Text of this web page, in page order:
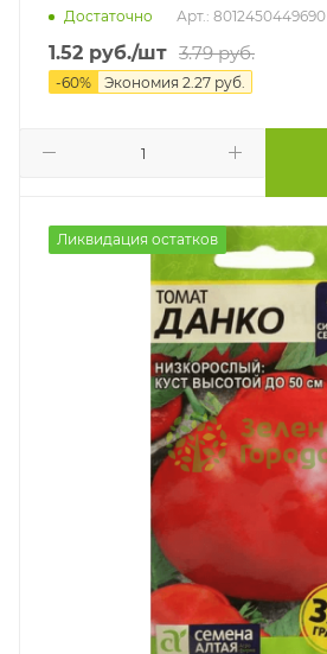
Достаточно Арт.: 8012450449690
1.52 руб./шт 3.79руб.
-60% Экономия 2.27 руб.
Ликвидация остатков